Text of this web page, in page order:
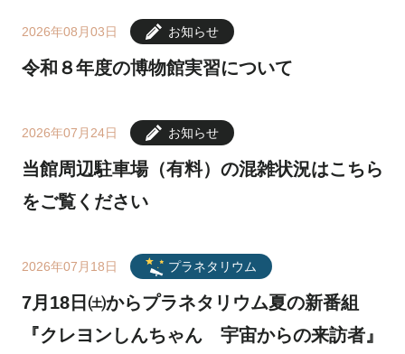
2026年08月03日 お知らせ
令和８年度の博物館実習について
2026年07月24日 お知らせ
当館周辺駐車場（有料）の混雑状況はこちら
をご覧ください
2026年07月18日 プラネタリウム
7月18日㈯からプラネタリウム夏の新番組
『クレヨンしんちゃん 宇宙からの来訪者』